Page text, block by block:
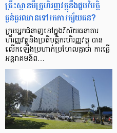
គ្រឹះស្ថាន​មីក្រូ​ហិរញ្ញវត្ថុ​នឹង​ជួប​វិបត្តិ​
ធ្ងន់ធ្ងរ​ឈាន​ទៅ​រក​ការ​ក្ស័យធន?
ក្រុម​អ្នក​ជំនាញ​នៅ​ក្នុង​វិស័យ​ធនាគារ
ហិរញ្ញវត្ថុ​និង​ប្រតិបត្តិករ​ហិរញ្ញ​វត្ថុ បាន​​
លើក​ឡើង​ប្រហាក់​ប្រហែល​គ្នា​ថា ការ​ធ្វើ​
អន្តរាគមន៍​ព…